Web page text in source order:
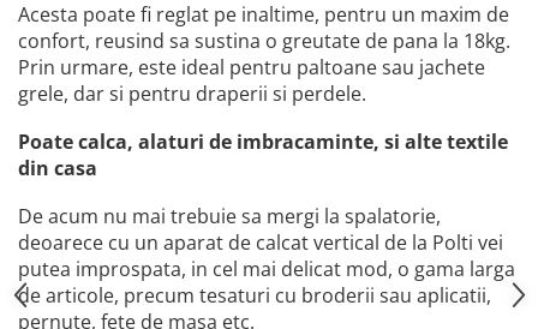
Acesta poate fi reglat pe inaltime, pentru un maxim de
confort, reusind sa sustina o greutate de pana la 18kg.
Prin urmare, este ideal pentru paltoane sau jachete
grele, dar si pentru draperii si perdele.
Poate calca, alaturi de imbracaminte, si alte textile
din casa
De acum nu mai trebuie sa mergi la spalatorie,
deoarece cu un aparat de calcat vertical de la Polti vei
putea improspata, in cel mai delicat mod, o gama larga
de articole, precum tesaturi cu broderii sau aplicatii,
pernute, fete de masa etc.